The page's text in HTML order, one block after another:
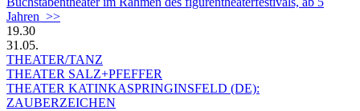
Jahren >>
19.30
31.05.
THEATER/TANZ
THEATER SALZ+PFEFFER
THEATER KATINKASPRINGINSFELD (DE):
ZAUBERZEICHEN